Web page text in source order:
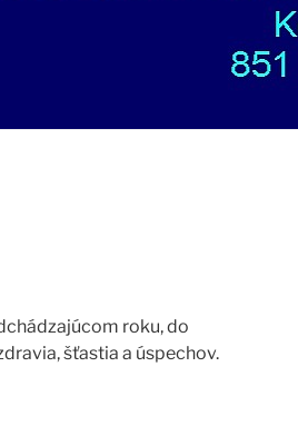
roku, do
šťastia a úspechov.